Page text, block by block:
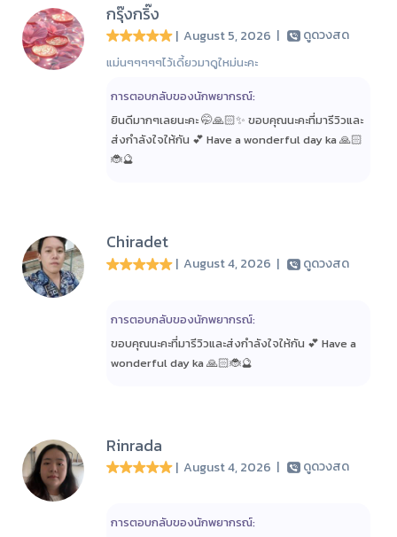
กรุ๊งกริ๊ง
| August 5, 2026 | ดูดวงสด
แม่นๆๆๆๆๆไว้เดี้ยวมาดูใหม่นะคะ
การตอบกลับของนักพยากรณ์:
ยินดีมากๆเลยนะคะ 🤭🙏🏻✨ ขอบคุณนะคะที่มารีวิวและ
ส่งกำลังใจให้กัน 💕 Have a wonderful day ka 🙏🏻
🐞🔮
Chiradet
| August 4, 2026 | ดูดวงสด
การตอบกลับของนักพยากรณ์:
ขอบคุณนะคะที่มารีวิวและส่งกำลังใจให้กัน 💕 Have a
wonderful day ka 🙏🏻🐞🔮
Rinrada
| August 4, 2026 | ดูดวงสด
การตอบกลับของนักพยากรณ์: